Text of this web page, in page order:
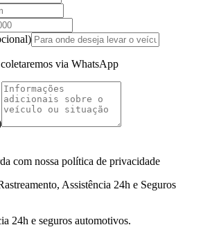
via WhatsApp
com nossa política de privacidade
24h e seguros automotivos.